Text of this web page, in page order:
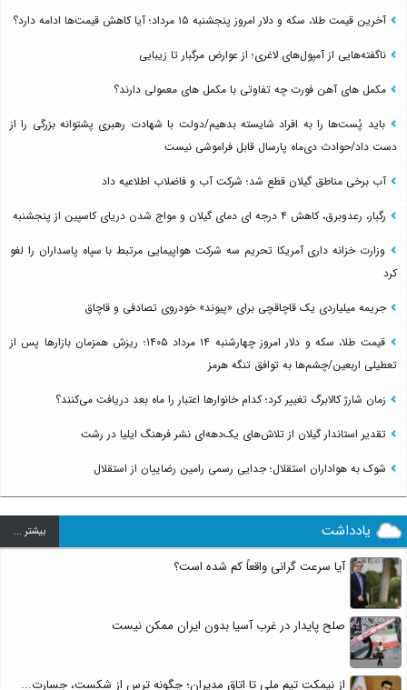
آخرین قیمت طلا، سکه و دلار امروز پنجشنبه ۱۵ مرداد؛ آیا کاهش قیمت‌ها ادامه دارد؟
ناگفته‌هایی از آمپول‌های لاغری؛ از عوارض مرگبار تا زیبایی
مکمل های آهن فورت چه تفاوتی با مکمل های معمولی دارند؟
باید پُست‌ها را به افراد شایسته بدهیم/دولت با شهادت رهبری پشتوانه بزرگی را از
دست داد/حوادث دی‌ماه پارسال قابل فراموشی نیست
آب برخی مناطق گیلان قطع شد؛ شرکت آب و فاضلاب اطلاعیه داد
رگبار، رعدوبرق، کاهش ۴ درجه ای دمای گیلان و مواج شدن دریای کاسپین از پنجشنبه
وزارت خزانه داری آمریکا تحریم سه شرکت هواپیمایی مرتبط با سپاه پاسداران را لغو
کرد
جریمه میلیاردی یک قاچاقچی برای «پیوند» خودروی تصادفی و قاچاق
قیمت طلا، سکه و دلار امروز چهارشنبه ۱۴ مرداد ۱۴۰۵؛ ریزش همزمان بازارها پس از
تعطیلی اربعین/چشم‌ها به توافق تنگه هرمز
زمان شارژ کالابرگ تغییر کرد؛ کدام خانوارها اعتبار را ماه بعد دریافت می‌کنند؟
تقدیر استاندار گیلان از تلاش‌های یک‌دهه‌ای نشر فرهنگ ایلیا در رشت
شوک به هواداران استقلال؛ جدایی رسمی رامین رضاییان از استقلال
یادداشت بيشتر ...
آیا سرعت گرانی واقعاً کم شده است؟
صلح پایدار در غرب آسیا بدون ایران ممکن نیست
از نیمکت تیم ملی تا اتاق مدیران؛ چگونه ترس از شکست، جسارت...